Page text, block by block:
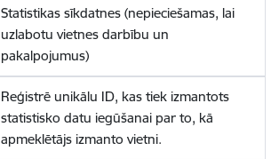
Statistikas sīkdatnes (nepieciešamas, lai
uzlabotu vietnes darbību un
pakalpojumus)
Reģistrē unikālu ID, kas tiek izmantots
statistisko datu iegūšanai par to, kā
apmeklētājs izmanto vietni.